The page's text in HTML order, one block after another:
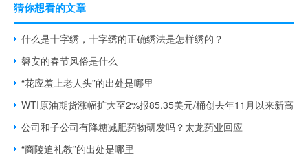
猜你想看的文章
什么是十字绣，十字绣的正确绣法是怎样绣的？
磐安的春节风俗是什么
“花应羞上老人头”的出处是哪里
WTI原油期货涨幅扩大至2%报85.35美元/桶创去年11月以来新高
公司和子公司有降糖减肥药物研发吗？太龙药业回应
“商陵追礼教”的出处是哪里